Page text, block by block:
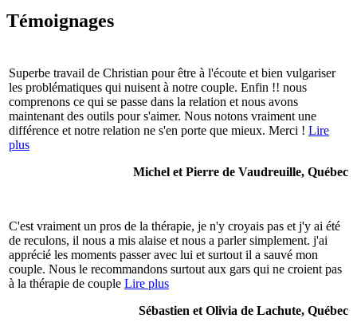
Témoignages
Superbe travail de Christian pour être à l'écoute et bien vulgariser
les problématiques qui nuisent à notre couple. Enfin !! nous
comprenons ce qui se passe dans la relation et nous avons
maintenant des outils pour s'aimer. Nous notons vraiment une
différence et notre relation ne s'en porte que mieux. Merci ! Lire
plus
Michel et Pierre de Vaudreuille, Québec
C'est vraiment un pros de la thérapie, je n'y croyais pas et j'y ai été
de reculons, il nous a mis alaise et nous a parler simplement. j'ai
apprécié les moments passer avec lui et surtout il a sauvé mon
couple. Nous le recommandons surtout aux gars qui ne croient pas
à la thérapie de couple Lire plus
Sébastien et Olivia de Lachute, Québec